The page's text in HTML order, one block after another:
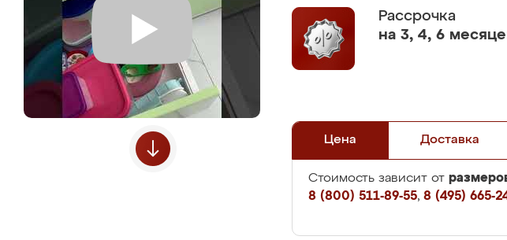
Рассрочка
на 3, 4, 6
Цена Доставка
Стоимость зависит от
8 (800) 511-89-55, 8 (495) 665-